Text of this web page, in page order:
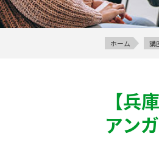
ホーム 講
【兵庫
アン